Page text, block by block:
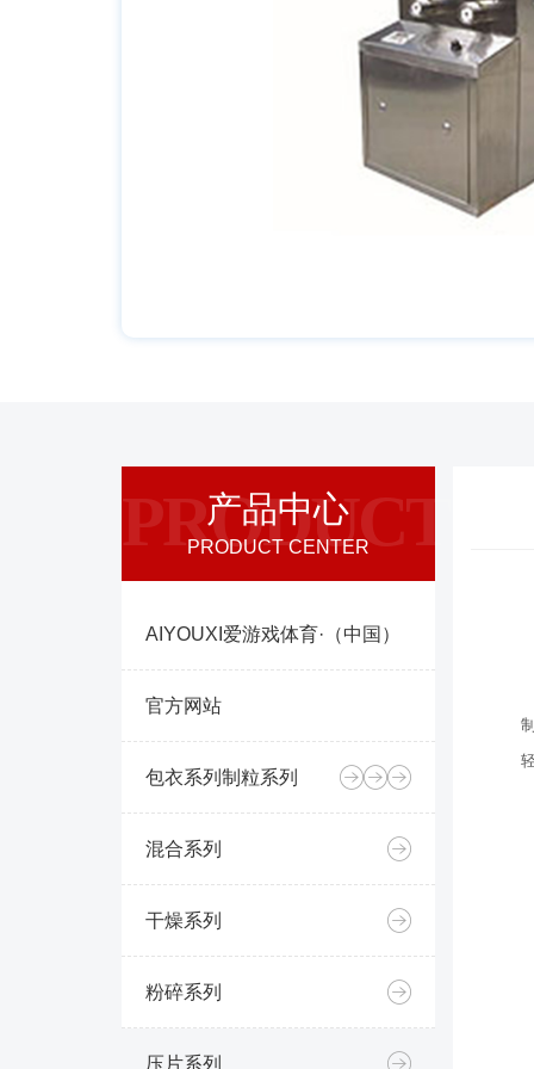
产品中心
PRODUCT CENTER
PRODUCT
AIYOUXI爱游戏体育·（中国）
官方网站
包衣系列 制粒系列
混合系列
干燥系列
粉碎系列
压片系列